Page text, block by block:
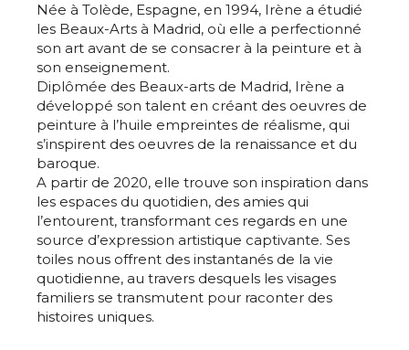
Née à Tolède, Espagne, en 1994, Irène a étudié
les Beaux-Arts à Madrid, où elle a perfectionné
son art avant de se consacrer à la peinture et à
son enseignement.
Diplômée des Beaux-arts de Madrid, Irène a
développé son talent en créant des oeuvres de
peinture à l’huile empreintes de réalisme, qui
s’inspirent des oeuvres de la renaissance et du
baroque.
A partir de 2020, elle trouve son inspiration dans
les espaces du quotidien, des amies qui
l’entourent, transformant ces regards en une
source d’expression artistique captivante. Ses
toiles nous offrent des instantanés de la vie
quotidienne, au travers desquels les visages
familiers se transmutent pour raconter des
histoires uniques.